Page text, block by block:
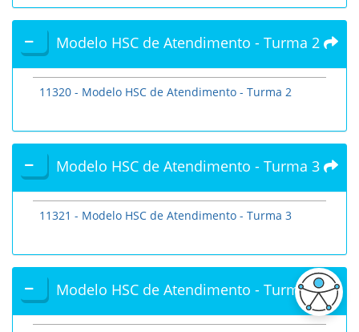
Modelo HSC de Atendimento - Turma 2
11320 - Modelo HSC de Atendimento - Turma 2
Modelo HSC de Atendimento - Turma 3
11321 - Modelo HSC de Atendimento - Turma 3
Modelo HSC de Atendimento - Turma 4